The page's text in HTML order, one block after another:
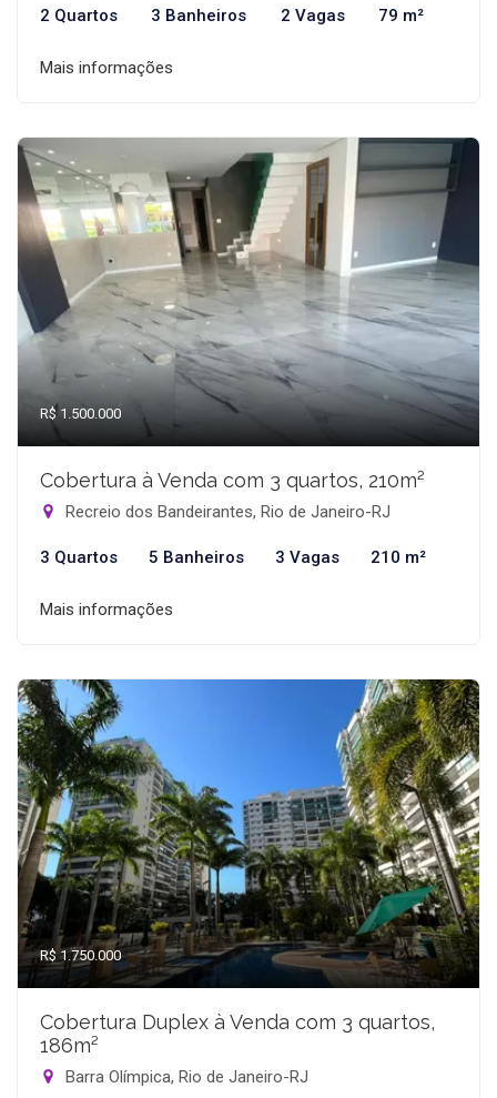
2 Quartos 3 Banheiros 2 Vagas 79 m²
Mais informações
R$ 1.500.000
Cobertura à Venda com 3 quartos, 210m²
Recreio dos Bandeirantes, Rio de Janeiro-RJ
3 Quartos 5 Banheiros 3 Vagas 210 m²
Mais informações
R$ 1.750.000
Cobertura Duplex à Venda com 3 quartos,
186m²
Barra Olímpica, Rio de Janeiro-RJ